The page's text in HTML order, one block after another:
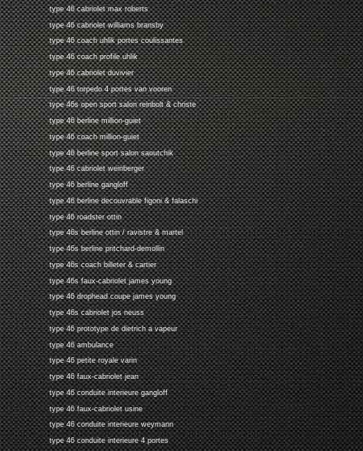
type 46 cabriolet max roberts
type 46 cabriolet williams bransby
type 46 coach uhlik portes coulissantes
type 46 coach profile uhlik
type 46 cabriolet duvivier
type 46 torpedo 4 portes van vooren
type 46s open sport salon reinbolt & christe
type 46 berline million-guiet
type 46 coach million-guiet
type 46 berline sport salon saoutchik
type 46 cabriolet weinberger
type 46 berline gangloff
type 46 berline decouvrable figoni & falaschi
type 46 roadster ottin
type 46s berline ottin / ravistre & martel
type 46s berline pritchard-demollin
type 46s coach billeter & cartier
type 46s faux-cabriolet james young
type 46 drophead coupe james young
type 46s cabriolet jos neuss
type 46 prototype de dietrich a vapeur
type 46 ambulance
type 46 petite royale varin
type 46 faux-cabriolet jean
type 46 conduite interieure gangloff
type 46 faux-cabriolet usine
type 46 conduite interieure weymann
type 46 conduite interieure 4 portes